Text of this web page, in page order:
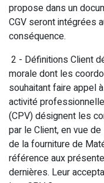
propose dans un
CGV seront intégrées
conséquence.
2 - Définitions Client
morale dont les
souhaitant faire appel
activité
(CPV) désignent les
par le Client, en vue
de la fourniture de
référence aux
dernières. Leur